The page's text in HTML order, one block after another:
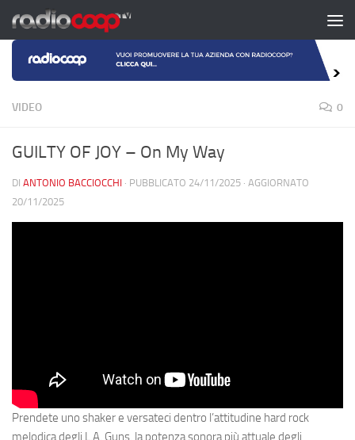
Salta al contenuto
VIDEO 0
GUILTY OF JOY – On My Way
DI ANTONIO BACCIOCCHI · PUBBLICATO 24/11/2025 · AGGIORNATO
20/11/2025
Prendete uno shaker e versateci dentro l’attitudine hard rock
melodica degli L.A. Guns, la potenza sonora più attuale degli